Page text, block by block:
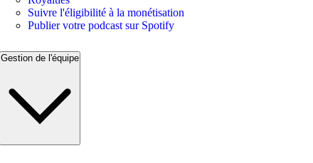
Suivre l'éligibilité à la monétisation
Publier votre podcast sur Spotify
Gestion de l'équipe